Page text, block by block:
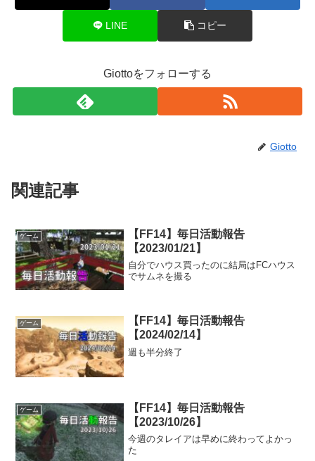
LINE コピー
Giottoをフォローする
Giotto
関連記事
ゲーム
【FF14】毎日活動報告
【2023/01/21】
自分でハウス買ったのに結局はFCハウス
でサムネを撮る
ゲーム
【FF14】毎日活動報告
【2024/02/14】
週も半分終了
ゲーム
【FF14】毎日活動報告
【2023/10/26】
今週のタレイアは早めに終わってよかっ
た